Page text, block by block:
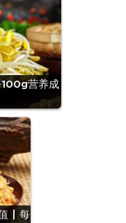
100g营养成
| 每